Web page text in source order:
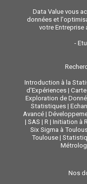
Data Value vous
données et
votre Entreprise
-
Introduction à la
d'Expériences|
Exploration de
Statistiques |
Avancé |
| SAS | R | Initiation à R
Six Sigma à
Toulouse |
Nos